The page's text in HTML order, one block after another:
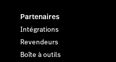
Partenaires
Intégrations
Revendeurs
Boîte à outils